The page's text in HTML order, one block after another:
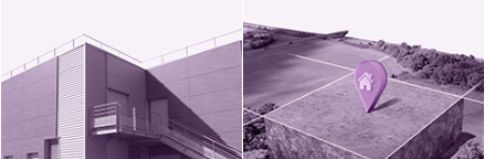
VÝKUP
NEMOVITOSTÍ
SPONZORUJEME